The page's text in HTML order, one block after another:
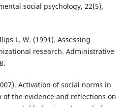
social psychology, 22(5),
L. W. (1991). Assessing
research. Administrative
Activation of social norms in
of the evidence and reflections on